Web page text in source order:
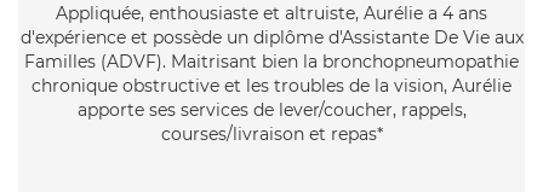
Appliquée, enthousiaste et altruiste, Aurélie a 4 ans
d'expérience et possède un diplôme d'Assistante De Vie aux
Familles (ADVF). Maitrisant bien la bronchopneumopathie
chronique obstructive et les troubles de la vision, Aurélie
apporte ses services de lever/coucher, rappels,
courses/livraison et repas*